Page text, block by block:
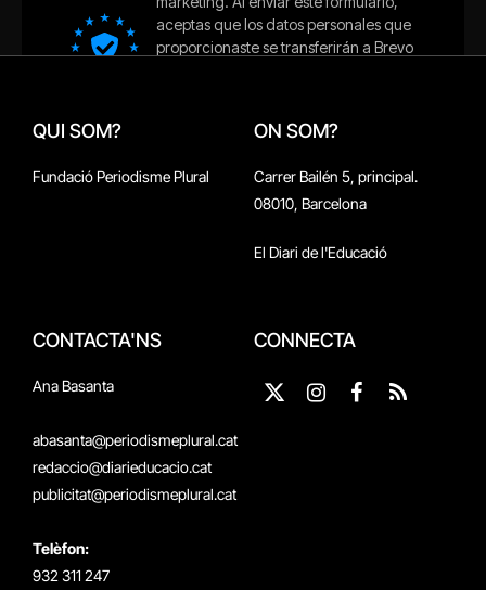
QUI SOM?
Fundació Periodisme Plural
ON SOM?
Carrer Bailén 5, principal.
08010, Barcelona
El Diari de l'Educació
CONTACTA'NS
Ana Basanta
abasanta@periodismeplural.cat
redaccio@diarieducacio.cat
publicitat@periodismeplural.cat
Telèfon:
932 311 247
CONNECTA
X
InstagramFacebook
RSS